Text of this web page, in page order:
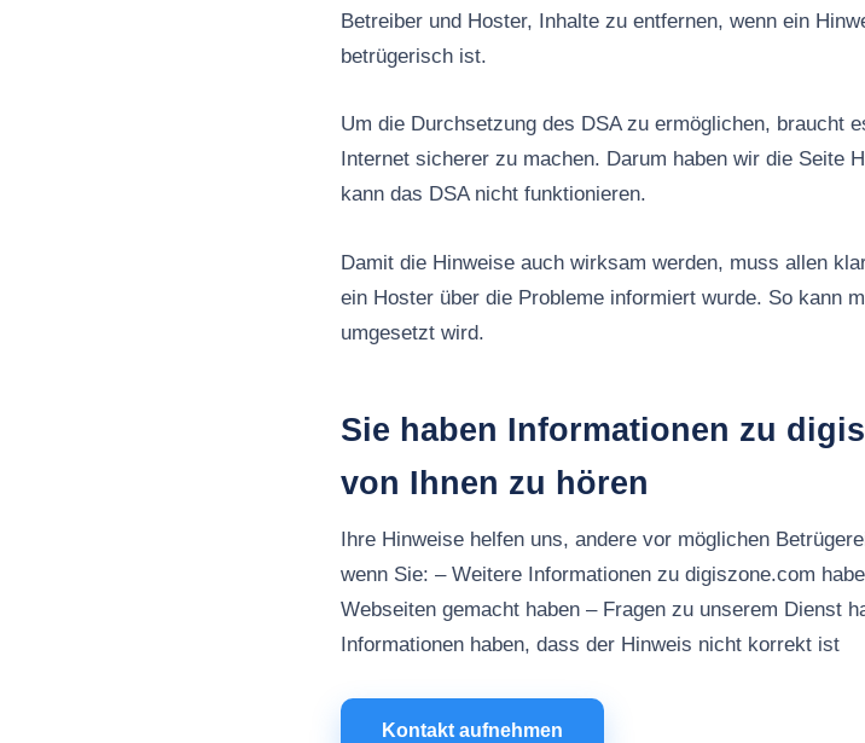
Betreiber und Hoster, Inhalte zu entfernen, wenn ein
betrügerisch ist.
Um die Durchsetzung des DSA zu ermöglichen, braucht
Internet sicherer zu machen. Darum haben wir die Seite
kann das DSA nicht funktionieren.
Damit die Hinweise auch wirksam werden, muss allen
ein Hoster über die Probleme informiert wurde. So kann
umgesetzt wird.
Sie haben Informationen zu
von Ihnen zu hören
Ihre Hinweise helfen uns, andere vor möglichen
wenn Sie: – Weitere Informationen zu digiszone.com
Webseiten gemacht haben – Fragen zu unserem Dienst
Informationen haben, dass der Hinweis nicht korrekt ist
Kontakt aufnehmen